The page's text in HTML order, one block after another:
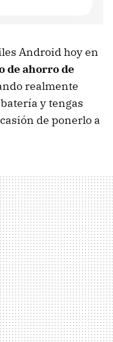
Android hoy en
de ahorro de
realmente
y tengas
de ponerlo a